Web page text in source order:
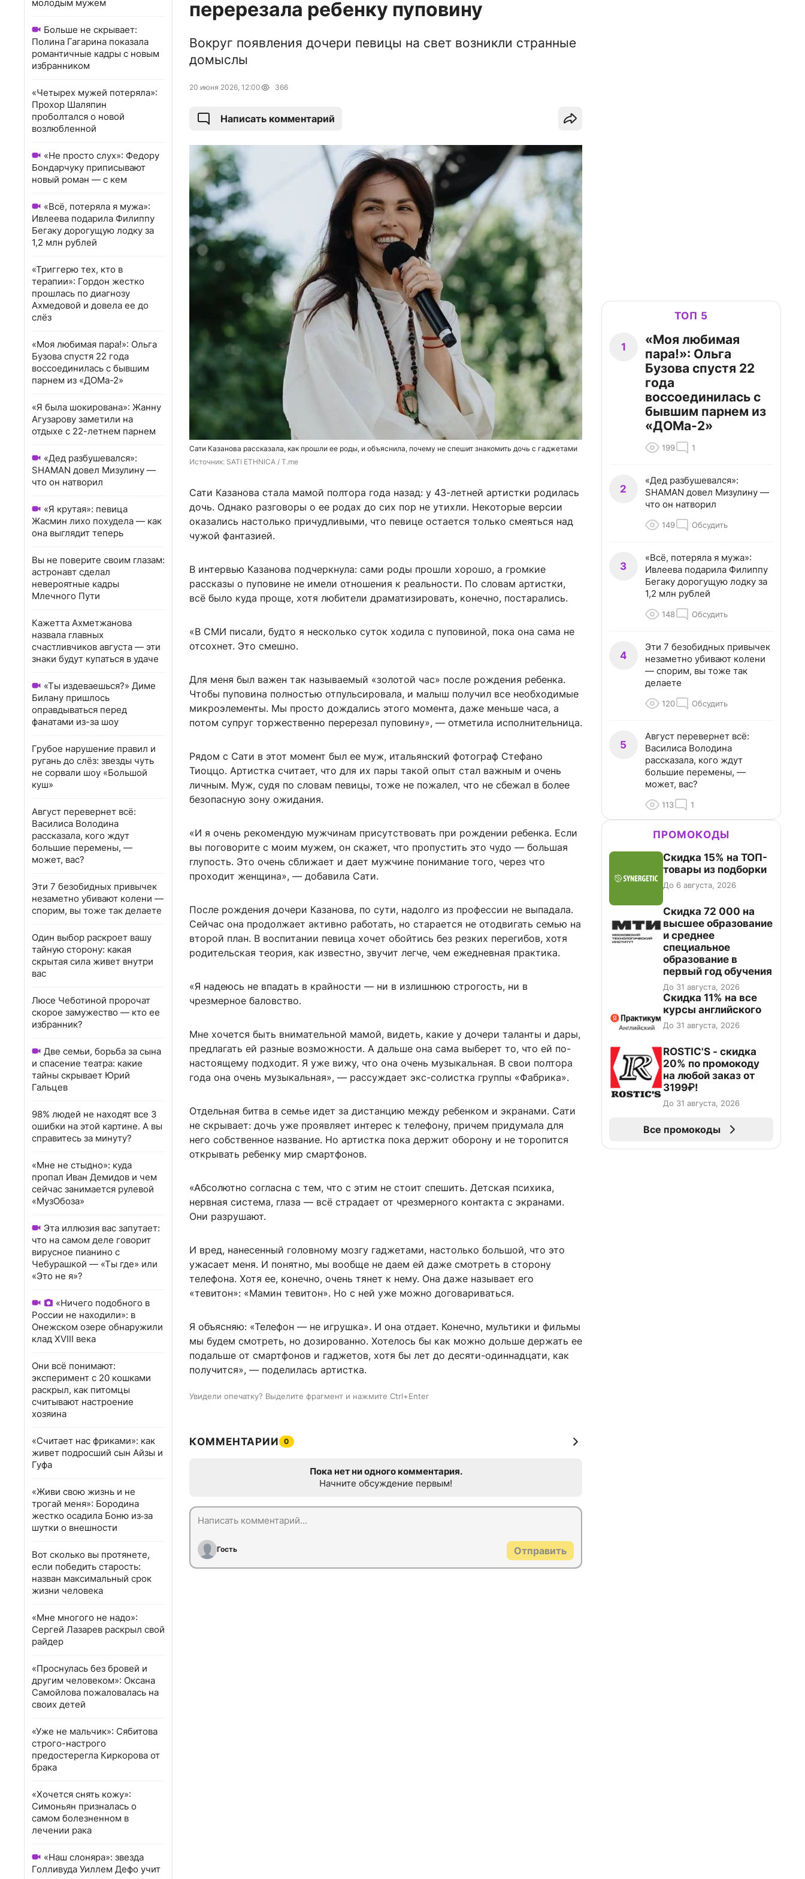
молодым мужем
Больше не скрывает:
Полина Гагарина показала
романтичные кадры с новым
избранником
«Четырех мужей потеряла»:
Прохор Шаляпин
проболтался о новой
возлюбленной
«Не просто слух»: Федору
Бондарчуку приписывают
новый роман — с кем
«Всё, потеряла я мужа»:
Ивлеева подарила Филиппу
Бегаку дорогущую лодку за
1,2 млн рублей
«Триггерю тех, кто в
терапии»: Гордон жестко
прошлась по диагнозу
Ахмедовой и довела ее до
слёз
«Моя любимая пара!»: Ольга
Бузова спустя 22 года
воссоединилась с бывшим
парнем из «ДОМа-2»
«Я была шокирована»: Жанну
Агузарову заметили на
отдыхе с 22-летнем парнем
«Дед разбушевался»:
SHAMAN довел Мизулину —
что он натворил
«Я крутая»: певица
Жасмин лихо похудела — как
она выглядит теперь
Вы не поверите своим глазам:
астронавт сделал
невероятные кадры
Млечного Пути
Кажетта Ахметжанова
назвала главных
счастливчиков августа — эти
знаки будут купаться в удаче
«Ты издеваешься?» Диме
Билану пришлось
оправдываться перед
фанатами из-за шоу
Грубое нарушение правил и
ругань до слёз: звезды чуть
не сорвали шоу «Большой
куш»
Август перевернет всё:
Василиса Володина
рассказала, кого ждут
большие перемены, —
может, вас?
Эти 7 безобидных привычек
незаметно убивают колени —
спорим, вы тоже так делаете
Один выбор раскроет вашу
тайную сторону: какая
скрытая сила живет внутри
вас
Люсе Чеботиной пророчат
скорое замужество — кто ее
избранник?
Две семьи, борьба за сына
и спасение театра: какие
тайны скрывает Юрий
Гальцев
98% людей не находят все 3
ошибки на этой картине. А вы
справитесь за минуту?
«Мне не стыдно»: куда
пропал Иван Демидов и чем
сейчас занимается рулевой
«МузОбоза»
Эта иллюзия вас запутает:
что на самом деле говорит
вирусное пианино с
Чебурашкой — «Ты где» или
«Это не я»?
«Ничего подобного в
России не находили»: в
Онежском озере обнаружили
клад XVIII века
Они всё понимают:
эксперимент с 20 кошками
раскрыл, как питомцы
считывают настроение
хозяина
«Считает нас фриками»: как
живет подросший сын Айзы и
Гуфа
«Живи свою жизнь и не
трогай меня»: Бородина
жестко осадила Боню из‑за
шутки о внешности
Вот сколько вы протянете,
если победить старость:
назван максимальный срок
жизни человека
«Мне многого не надо»:
Сергей Лазарев раскрыл свой
райдер
«Проснулась без бровей и
другим человеком»: Оксана
Самойлова пожаловалась на
своих детей
«Уже не мальчик»: Сябитова
строго-настрого
предостерегла Киркорова от
брака
«Хочется снять кожу»:
Симоньян призналась о
самом болезненном в
лечении рака
«Наш слоняра»: звезда
Голливуда Уиллем Дефо учит
перерезала ребенку пуповину
Вокруг появления дочери певицы на свет возникли странные
домыслы
20 июня 2026, 12:00 366
Написать комментарий
Сати Казанова рассказала, как прошли ее роды, и объяснила, почему не спешит знакомить дочь с гаджетами
Источник: SATI ETHNICA / T.me
Сати Казанова стала мамой полтора года назад: у 43-летней артистки родилась
дочь. Однако разговоры о ее родах до сих пор не утихли. Некоторые версии
оказались настолько причудливыми, что певице остается только смеяться над
чужой фантазией.
В интервью Казанова подчеркнула: сами роды прошли хорошо, а громкие
рассказы о пуповине не имели отношения к реальности. По словам артистки,
всё было куда проще, хотя любители драматизировать, конечно, постарались.
«В СМИ писали, будто я несколько суток ходила с пуповиной, пока она сама не
отсохнет. Это смешно.
Для меня был важен так называемый «золотой час» после рождения ребенка.
Чтобы пуповина полностью отпульсировала, и малыш получил все необходимые
микроэлементы. Мы просто дождались этого момента, даже меньше часа, а
потом супруг торжественно перерезал пуповину», — отметила исполнительница.
Рядом с Сати в этот момент был ее муж, итальянский фотограф Стефано
Тиоццо. Артистка считает, что для их пары такой опыт стал важным и очень
личным. Муж, судя по словам певицы, тоже не пожалел, что не сбежал в более
безопасную зону ожидания.
«И я очень рекомендую мужчинам присутствовать при рождении ребенка. Если
вы поговорите с моим мужем, он скажет, что пропустить это чудо — большая
глупость. Это очень сближает и дает мужчине понимание того, через что
проходит женщина», — добавила Сати.
После рождения дочери Казанова, по сути, надолго из профессии не выпадала.
Сейчас она продолжает активно работать, но старается не отодвигать семью на
второй план. В воспитании певица хочет обойтись без резких перегибов, хотя
родительская теория, как известно, звучит легче, чем ежедневная практика.
«Я надеюсь не впадать в крайности — ни в излишнюю строгость, ни в
чрезмерное баловство.
Мне хочется быть внимательной мамой, видеть, какие у дочери таланты и дары,
предлагать ей разные возможности. А дальше она сама выберет то, что ей по-
настоящему подходит. Я уже вижу, что она очень музыкальная. В свои полтора
года она очень музыкальная», — рассуждает экс-солистка группы «Фабрика».
Отдельная битва в семье идет за дистанцию между ребенком и экранами. Сати
не скрывает: дочь уже проявляет интерес к телефону, причем придумала для
него собственное название. Но артистка пока держит оборону и не торопится
открывать ребенку мир смартфонов.
«Абсолютно согласна с тем, что с этим не стоит спешить. Детская психика,
нервная система, глаза — всё страдает от чрезмерного контакта с экранами.
Они разрушают.
И вред, нанесенный головному мозгу гаджетами, настолько большой, что это
ужасает меня. И понятно, мы вообще не даем ей даже смотреть в сторону
телефона. Хотя ее, конечно, очень тянет к нему. Она даже называет его
«тевитон»: «Мамин тевитон». Но с ней уже можно договариваться.
Я объясняю: «Телефон — не игрушка». И она отдает. Конечно, мультики и фильмы
мы будем смотреть, но дозированно. Хотелось бы как можно дольше держать ее
подальше от смартфонов и гаджетов, хотя бы лет до десяти-одиннадцати, как
получится», — поделилась артистка.
Увидели опечатку? Выделите фрагмент и нажмите Ctrl+Enter
КОММЕНТАРИИ 0
Пока нет ни одного комментария.
Начните обсуждение первым!
Гость Отправить
ТОП 5
1
«Моя любимая
пара!»: Ольга
Бузова спустя 22
года
воссоединилась с
бывшим парнем из
«ДОМа-2»
199 1
2
«Дед разбушевался»:
SHAMAN довел Мизулину —
что он натворил
149 Обсудить
3
«Всё, потеряла я мужа»:
Ивлеева подарила Филиппу
Бегаку дорогущую лодку за
1,2 млн рублей
148 Обсудить
4
Эти 7 безобидных привычек
незаметно убивают колени
— спорим, вы тоже так
делаете
120 Обсудить
5
Август перевернет всё:
Василиса Володина
рассказала, кого ждут
большие перемены, —
может, вас?
113 1
ПРОМОКОДЫ
Скидка 15% на ТОП-
товары из подборки
До 6 августа, 2026
Скидка 72 000 на
высшее образование
и среднее
специальное
образование в
первый год обучения
До 31 августа, 2026
Скидка 11% на все
курсы английского
До 31 августа, 2026
ROSTIC'S - скидка
20% по промокоду
на любой заказ от
3199₽!
До 31 августа, 2026
Все промокоды